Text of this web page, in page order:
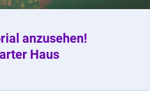
anzusehen!
Haus